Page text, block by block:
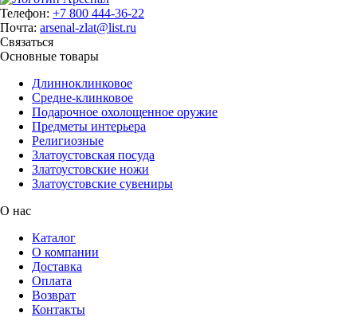
Телефон: +7 800 444-36-22
Почта: arsenal-zlat@list.ru
Связаться
Основные товары
Длинноклинковое
Средне-клинковое
Подарочное охолощенное оружие
Предметы интерьера
Религиозные
Златоустовская посуда
Златоустовские ножи
Златоустовские сувениры
О нас
Каталог
О компании
Доставка
Оплата
Возврат
Контакты